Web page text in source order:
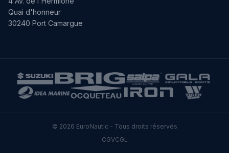
Quai d'honneur
30240 Port Camargue
© 2026 EuroNautic - Tous droits réservés
CGVCGL